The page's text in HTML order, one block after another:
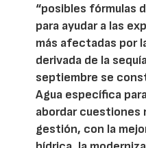
“posibles fórmulas
para ayudar a las
más afectadas por
derivada de la
septiembre se
Agua específica
abordar cuestiones
gestión, con la